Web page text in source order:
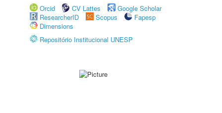
Orcid
CV Lattes
Google Scholar
ResearcherID
Scopus
Fapesp
Dimensions
Repositório Institucional UNESP